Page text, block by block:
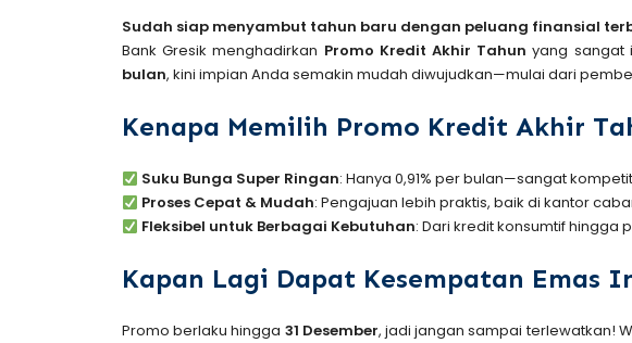
Sudah siap menyambut tahun baru dengan peluang finansial
Bank Gresik menghadirkan Promo Kredit Akhir Tahun yang sangat
bulan, kini impian Anda semakin mudah diwujudkan—mulai dari
Kenapa Memilih Promo Kredit Akhir
Suku Bunga Super Ringan: Hanya 0,91% per bulan—sangat
Proses Cepat & Mudah: Pengajuan lebih praktis, baik di kantor
Fleksibel untuk Berbagai Kebutuhan: Dari kredit konsumtif hingga
Kapan Lagi Dapat Kesempatan Emas
Promo berlaku hingga 31 Desember, jadi jangan sampai terlewatkan!